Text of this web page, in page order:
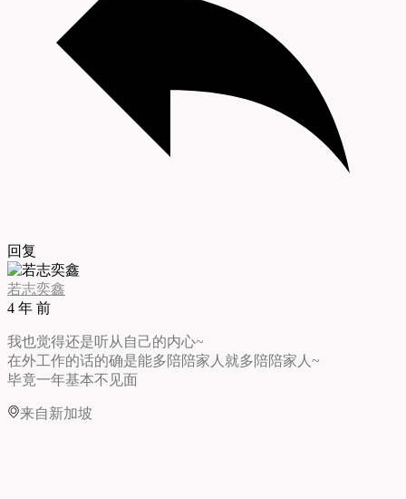
回复
若志奕鑫
4 年 前
我也觉得还是听从自己的内心~
在外工作的话的确是能多陪陪家人就多陪陪家人~
毕竟一年基本不见面
来自新加坡